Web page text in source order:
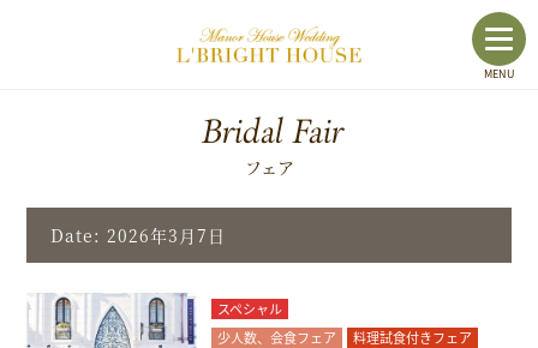
Bridal Fair
フェア
Date: 2026年3月7日
スペシャル
少人数、会食フェア
料理試食付きフェア
MENU